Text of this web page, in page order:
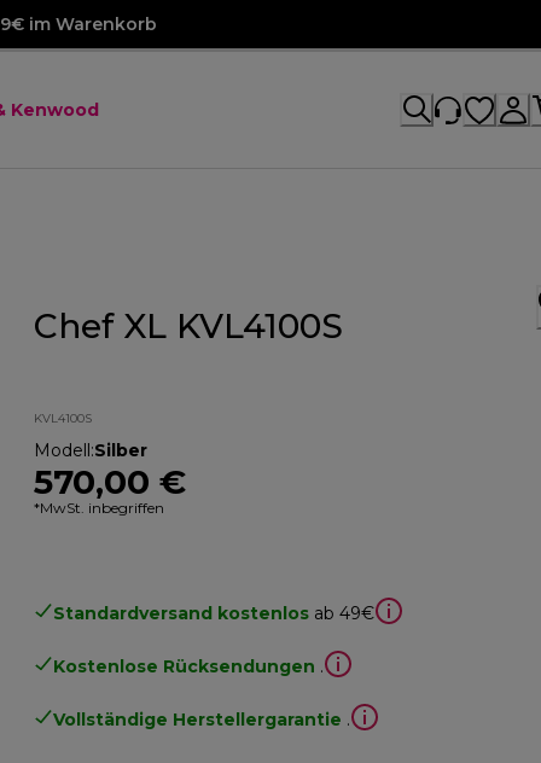
im Warenkorb
Kenwood
Chef XL KVL4100S
KVL4100S
Modell:Silber
570,00 €
*MwSt. inbegriffen
Standardversand kostenlos ab 49€
Kostenlose Rücksendungen .
Vollständige Herstellergarantie .